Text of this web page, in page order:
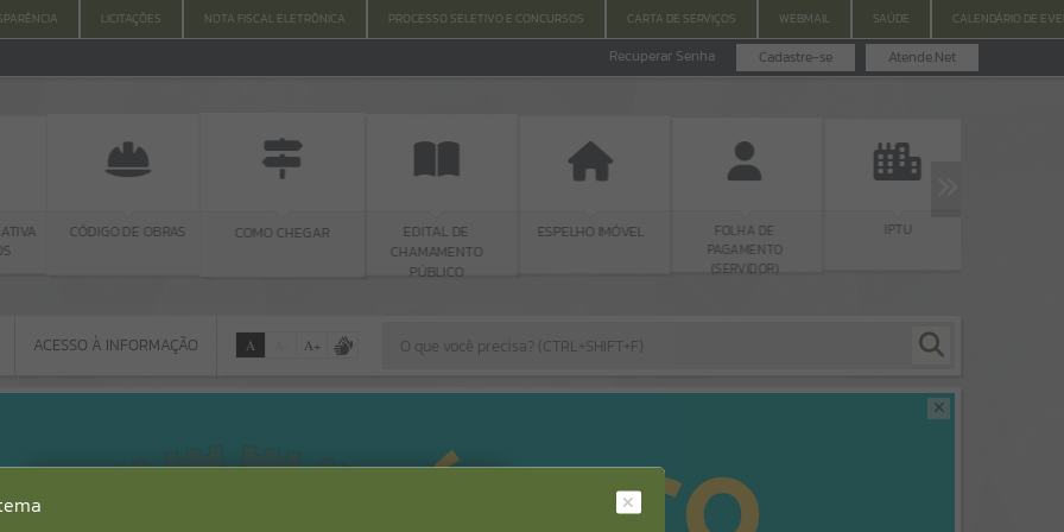
LICITAÇÕES NOTA FISCAL ELETRÔNICA PROCESSO SELETIVO E CONCURSOS CARTA DE SERVIÇOS WEBMAIL SAÚDE CALENDÁRIO DE
Atende.Net
Cadastre-se
Recuperar Senha
CÓDIGO DE OBRAS COMO CHEGAR EDITAL DE
CHAMAMENTO
PÚBLICO
ESPELHO IMÓVEL FOLHA DE
PAGAMENTO
(SERVIDOR)
IPTU
ACESSO À INFORMAÇÃO A A+